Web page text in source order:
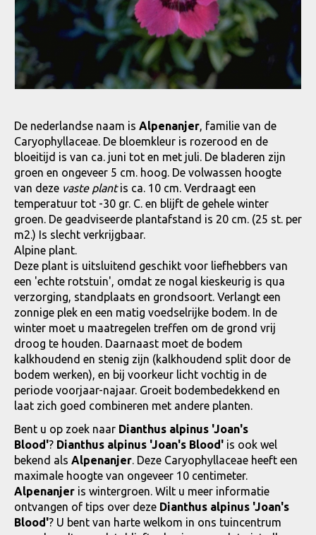
De nederlandse naam is Alpenanjer, familie van de
Caryophyllaceae. De bloemkleur is rozerood en de
bloeitijd is van ca. juni tot en met juli. De bladeren zijn
groen en ongeveer 5 cm. hoog. De volwassen hoogte
van deze vaste plantis ca. 10 cm. Verdraagt een
temperatuur tot -30 gr. C. en blijft de gehele winter
groen. De geadviseerde plantafstand is 20 cm. (25 st. per
m2.) Is slecht verkrijgbaar.
Alpine plant.
Deze plant is uitsluitend geschikt voor liefhebbers van
een 'echte rotstuin', omdat ze nogal kieskeurig is qua
verzorging, standplaats en grondsoort. Verlangt een
zonnige plek en een matig voedselrijke bodem. In de
winter moet u maatregelen treffen om de grond vrij
droog te houden. Daarnaast moet de bodem
kalkhoudend en stenig zijn (kalkhoudend split door de
bodem werken), en bij voorkeur licht vochtig in de
periode voorjaar-najaar. Groeit bodembedekkend en
laat zich goed combineren met andere planten.
Bent u op zoek naar Dianthus alpinus 'Joan's
Blood'? Dianthus alpinus 'Joan's Blood' is ook wel
bekend als Alpenanjer. Deze Caryophyllaceae heeft een
maximale hoogte van ongeveer 10 centimeter.
Alpenanjer is wintergroen. Wilt u meer informatie
ontvangen of tips over deze Dianthus alpinus 'Joan's
Blood'? U bent van harte welkom in ons tuincentrum